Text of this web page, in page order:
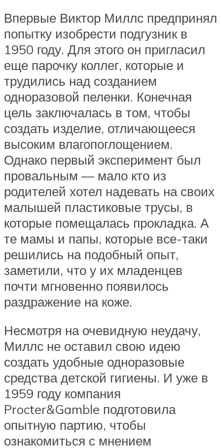
Впервые Виктор Миллс предпринял
попытку изобрести подгузник в
1950 году. Для этого он пригласил
еще парочку коллег, которые и
трудились над созданием
одноразовой пеленки. Конечная
цель заключалась в том, чтобы
создать изделие, отличающееся
высоким влагопоглощением.
Однако первый эксперимент был
провальным — мало кто из
родителей хотел надевать на своих
малышей пластиковые трусы, в
которые помещалась прокладка. А
те мамы и папы, которые все-таки
решились на подобный опыт,
заметили, что у их младенцев
почти мгновенно появилось
раздражение на коже.
Несмотря на очевидную неудачу,
Миллс не оставил свою идею
создать удобные одноразовые
средства детской гигиены. И уже в
1959 году компания
Procter&Gamble подготовила
опытную партию, чтобы
ознакомиться с мнением